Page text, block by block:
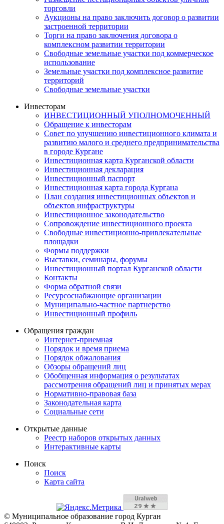
торговли
Аукционы на право заключить договор о развитии
застроенной территории
Торги на право заключения договора о
комплексном развитии территории
Свободные земельные участки под коммерческое
использование
Земельные участки под комплексное развитие
территорий
Свободные земельные участки
Инвесторам
ИНВЕСТИЦИОННЫЙ УПОЛНОМОЧЕННЫЙ
Обращение к инвесторам
Совет по улучшению инвестиционного климата и
развитию малого и среднего предпринимательства
в городе Кургане
Инвестиционная карта Курганской области
Инвестиционная декларация
Инвестиционный паспорт
Инвестиционная карта города Кургана
План создания инвестиционных объектов и
объектов инфраструктуры
Инвестиционное законодательство
Сопровождение инвестиционного проекта
Свободные инвестиционно-привлекательные
площадки
Формы поддержки
Выставки, семинары, форумы
Инвестиционный портал Курганской области
Контакты
Форма обратной связи
Ресурсоснабжающие организации
Муниципально-частное партнерство
Инвестиционный профиль
Обращения граждан
Интернет-приемная
Порядок и время приема
Порядок обжалования
Обзоры обращений лиц
Обобщенная информация о результатах
рассмотрения обращений лиц и принятых мерах
Нормативно-правовая база
Законодательная карта
Социальные сети
Открытые данные
Реестр наборов открытых данных
Интерактивные карты
Поиск
Поиск
Карта сайта
© Муниципальное образование город Курган